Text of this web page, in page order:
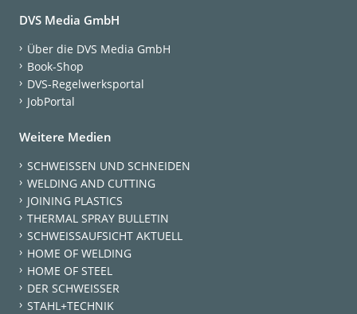
DVS Media GmbH
Über die DVS Media GmbH
Book-Shop
DVS-Regelwerksportal
JobPortal
Weitere Medien
SCHWEISSEN UND SCHNEIDEN
WELDING AND CUTTING
JOINING PLASTICS
THERMAL SPRAY BULLETIN
SCHWEISSAUFSICHT AKTUELL
HOME OF WELDING
HOME OF STEEL
DER SCHWEISSER
STAHL+TECHNIK